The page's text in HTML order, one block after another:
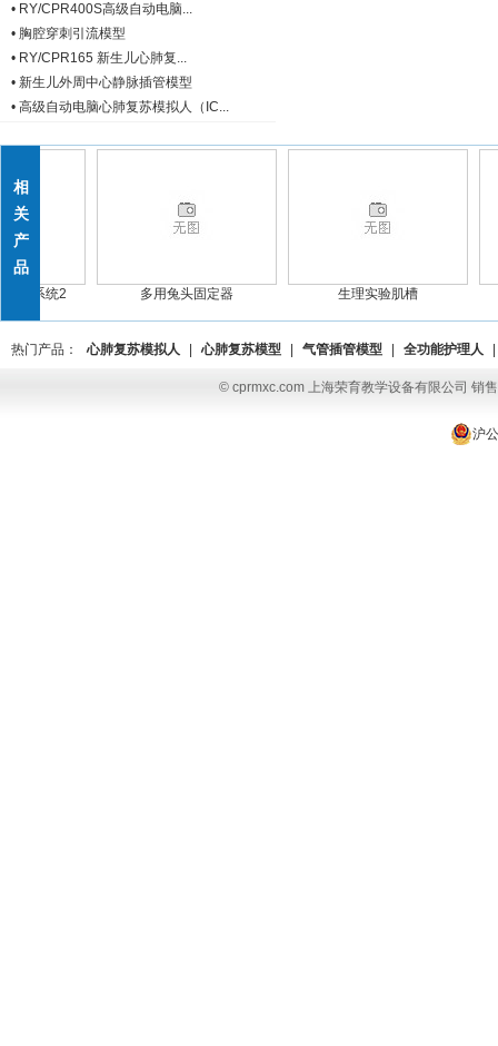
• RY/CPR400S高级自动电脑...
• 胸腔穿刺引流模型
• RY/CPR165 新生儿心肺复...
• 新生儿外周中心静脉插管模型
• 高级自动电脑心肺复苏模拟人（IC...
相
关
产
品
理系统2 多用兔头固定器 生理实验肌槽
热门产品： 心肺复苏模拟人 心肺复苏模型 气管插管模型 全功能护理人
© cprmxc.com 上海荣育教学设备有限公司 销
沪